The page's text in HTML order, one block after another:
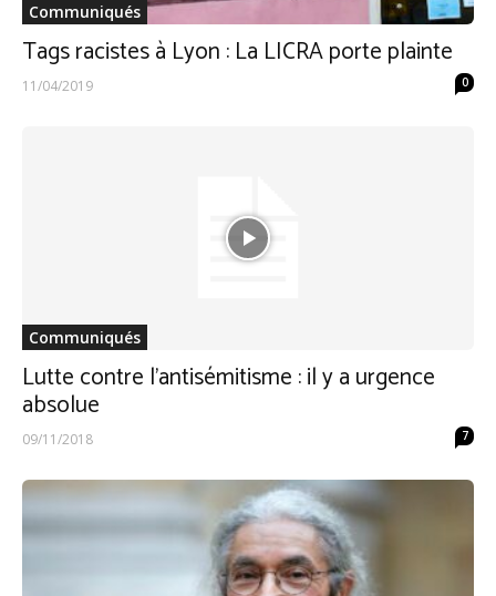
Communiqués
Tags racistes à Lyon : La LICRA porte plainte
11/04/2019 0
Communiqués
Lutte contre l’antisémitisme : il y a urgence
absolue
09/11/2018 7